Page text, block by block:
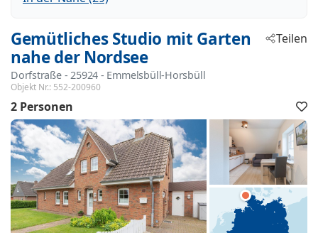
Gemütliches Studio mit Garten
nahe der Nordsee
Dorfstraße - 25924 - Emmelsbüll-Horsbüll
Objekt Nr.: 552-200960
Teilen
2 Personen